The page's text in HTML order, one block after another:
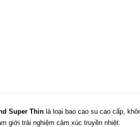
Super Thin là loại bao cao su cao cấp,
giới trải nghiệm cảm xúc truyền nhiệt.